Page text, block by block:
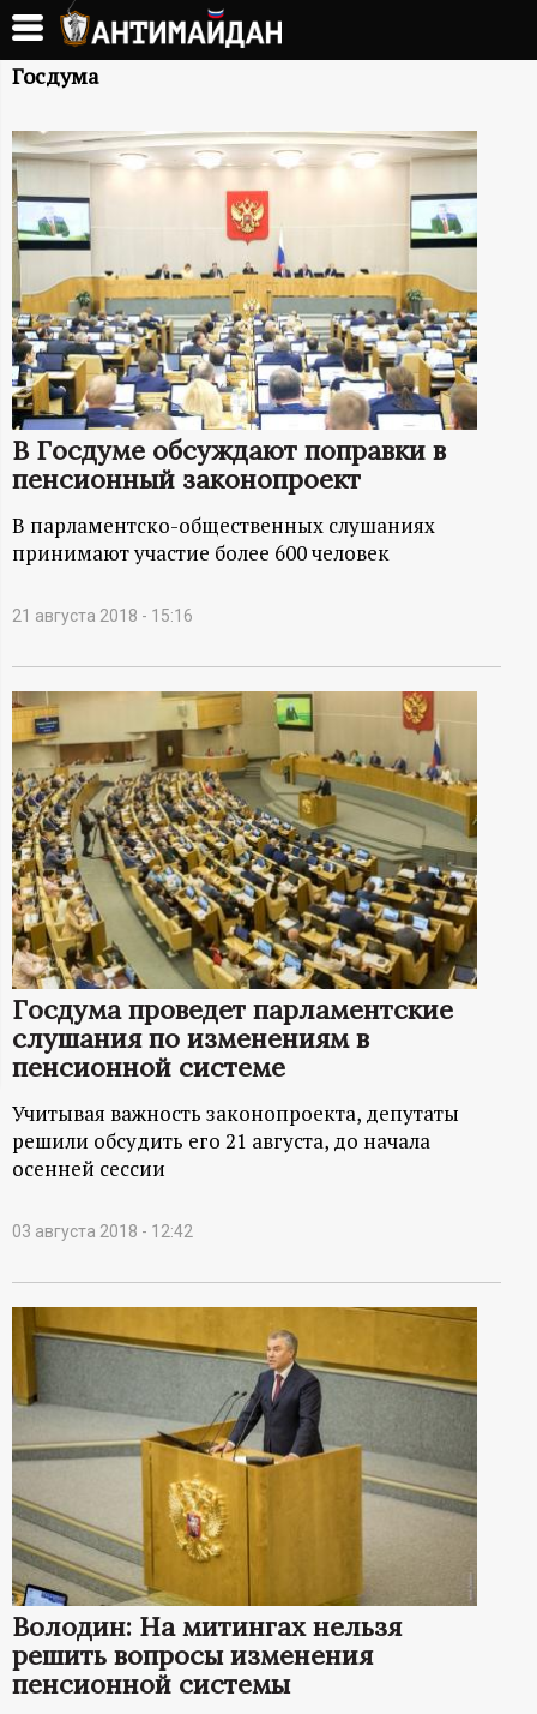
Перейти
основному
А
Н
Т
И
М
А
Й
Д
А
и
н
ф
о
р
м
а
ц
и
о
н
н
ы
й
п
о
р
т
Госдума
В Госдуме обсуждают поправки в
пенсионный законопроект
В парламентско-общественных слушаниях
принимают участие более 600 человек
21 августа 2018 - 15:16
Госдума проведет парламентские
слушания по изменениям в
пенсионной системе
Учитывая важность законопроекта, депутаты
решили обсудить его 21 августа, до начала
осенней сессии
03 августа 2018 - 12:42
Володин: На митингах нельзя
решить вопросы изменения
пенсионной системы